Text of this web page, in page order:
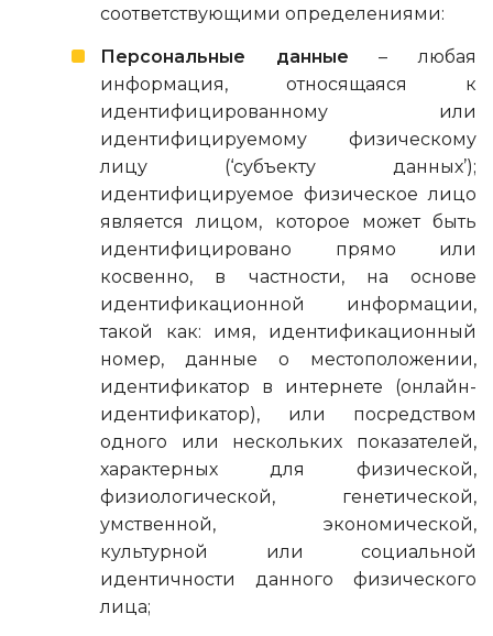
соответствующими определениями:
Персональные данные – любая
информация, относящаяся к
идентифицированному или
идентифицируемому физическому
лицу (‘субъекту данных’);
идентифицируемое физическое лицо
является лицом, которое может быть
идентифицировано прямо или
косвенно, в частности, на основе
идентификационной информации,
такой как: имя, идентификационный
номер, данные о местоположении,
идентификатор в интернете (онлайн-
идентификатор), или посредством
одного или нескольких показателей,
характерных для физической,
физиологической, генетической,
умственной, экономической,
культурной или социальной
идентичности данного физического
лица;